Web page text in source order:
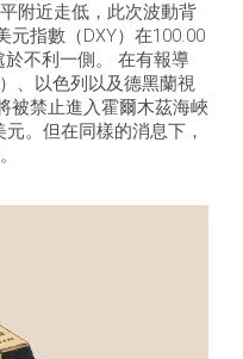
附近走低，此次波動背
元指數（DXY）在100.00
不利一側。 在有報導
、以色列以及德黑蘭視
被禁止進入霍爾木茲海峽
。但在同樣的消息下，